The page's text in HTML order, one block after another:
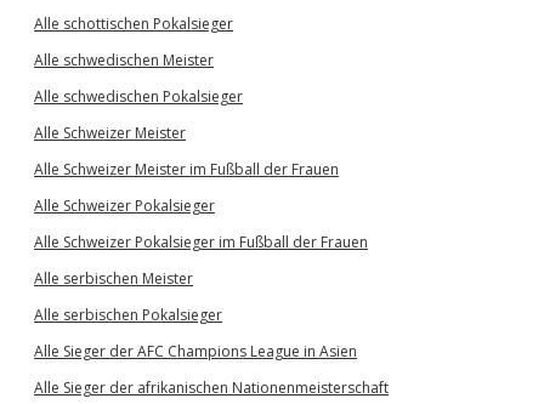
Alle schottischen Pokalsieger
Alle schwedischen Meister
Alle schwedischen Pokalsieger
Alle Schweizer Meister
Alle Schweizer Meister im Fußball der Frauen
Alle Schweizer Pokalsieger
Alle Schweizer Pokalsieger im Fußball der Frauen
Alle serbischen Meister
Alle serbischen Pokalsieger
Alle Sieger der AFC Champions League in Asien
Alle Sieger der afrikanischen Nationenmeisterschaft